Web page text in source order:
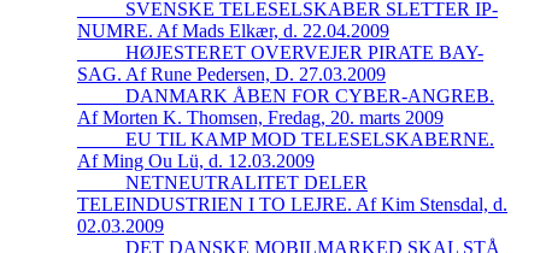
_____SVENSKE TELESELSKABER SLETTER IP-
NUMRE. Af Mads Elkær, d. 22.04.2009
_____HØJESTERET OVERVEJER PIRATE BAY-
SAG. Af Rune Pedersen, D. 27.03.2009
_____DANMARK ÅBEN FOR CYBER-ANGREB.
Af Morten K. Thomsen, Fredag, 20. marts 2009
_____EU TIL KAMP MOD TELESELSKABERNE.
Af Ming Ou Lü, d. 12.03.2009
_____NETNEUTRALITET DELER
TELEINDUSTRIEN I TO LEJRE. Af Kim Stensdal, d.
02.03.2009
_____DET DANSKE MOBILMARKED SKAL STÅ